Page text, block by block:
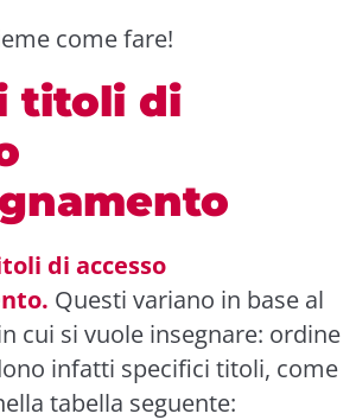
come fare!
titoli di
di accesso
Questi variano in base al
cui si vuole insegnare: ordine
infatti specifici titoli, come
tabella seguente: